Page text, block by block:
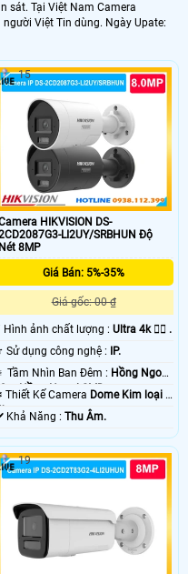
hình ảnh sắt nét FULL HD
cao cấp có công nghệ AL
hikvision luôn được nhiều
ảnh trung thực kết nối qua nhiều
công nghệ giám sát ban đêm
giúp cho khả năng giám sát
cho các dự án lắp cho gia đình văn
sát. Tại Việt Nam Camera
Việt Tin dùng. Ngày Upate:
HIKVISION DS-
LI2UY/SRBHUN Độ
Nét 8MP
Giá Bán: 5%-35%
Giá gốc: 00 ₫
️⚡ Hình ảnh chất lượng :Ultra 4k 👍🏾 .
⚜️ Sử dụng công nghệ :
IP.
🔅 Tầm Nhìn Ban Đêm : Hồng Ngoại
Hồng Ngoại SMD.
❄ Thiết Kế Camera Dome Kim loại +
Nhựa.
️✔️ Khả Năng :Thu Âm.
15
19